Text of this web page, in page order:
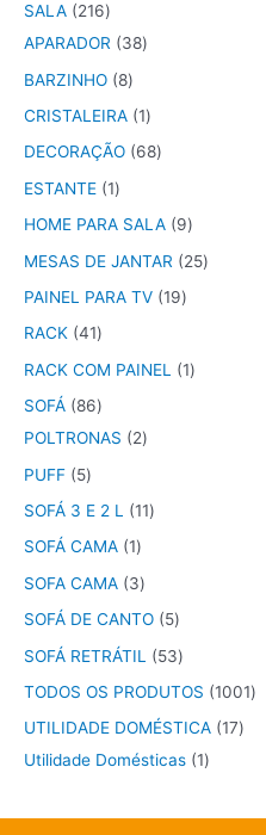
SALA
216
APARADOR
38
BARZINHO
8
CRISTALEIRA 1
DECORAÇÃO
68
ESTANTE 1
HOME PARA SALA
9
MESAS DE JANTAR
25
PAINEL PARA TV 19
RACK 41
RACK COM PAINEL
1
SOFÁ
86
POLTRONAS
2
PUFF
5
SOFÁ 3 E 2 L
11
SOFÁ CAMA 1
SOFA CAMA
3
SOFÁ DE CANTO
5
SOFÁ RETRÁTIL
53
TODOS OS PRODUTOS
1001
UTILIDADE DOMÉSTICA 17
Utilidade Domésticas 1